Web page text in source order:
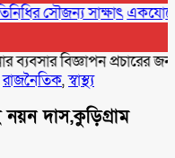
সৌজন্য সাক্ষাৎএকযোগে ৪
প্রচারের জন্য
রাজনৈতিক,স্বাস্থ্য
নয়ন দাস,কুড়িগ্রাম